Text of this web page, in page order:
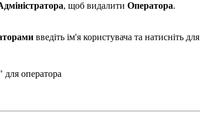
, щоб видалити Оператора.
введіть ім'я користувача та натисніть
для оператора